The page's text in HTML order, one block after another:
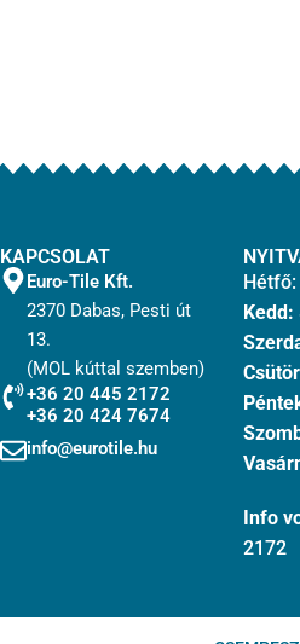
KAPCSOLAT
Euro-Tile Kft.
2370 Dabas, Pesti út
13.
(MOL kúttal szemben)
+36 20 445 2172
+36 20 424 7674
info@eurotile.hu
Kedd:
Info
2172